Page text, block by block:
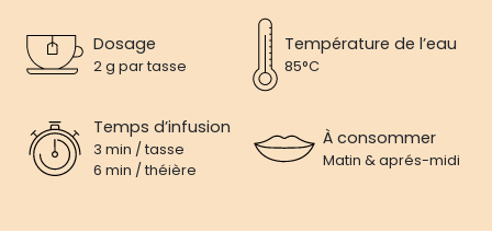
Dosage
2 g par tasse
Température de l’eau
85°C
Temps d’infusion
3 min / tasse
6 min / théière
À consommer
Matin & aprés-midi